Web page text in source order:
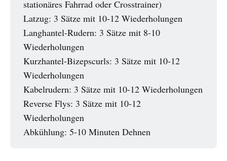
stationäres Fahrrad oder Crosstrainer)
Latzug: 3 Sätze mit 10-12 Wiederholungen
Langhantel-Rudern: 3 Sätze mit 8-10
Wiederholungen
Kurzhantel-Bizepscurls: 3 Sätze mit 10-12
Wiederholungen
Kabelrudern: 3 Sätze mit 10-12 Wiederholungen
Reverse Flys: 3 Sätze mit 10-12
Wiederholungen
Abkühlung: 5-10 Minuten Dehnen